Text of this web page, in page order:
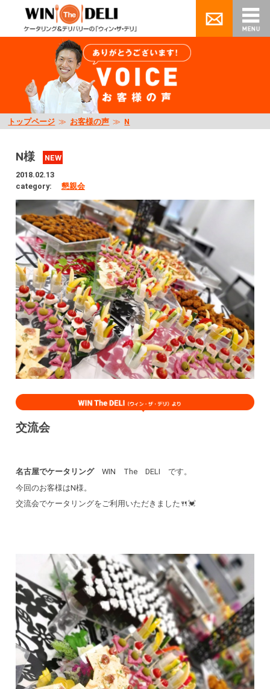
トップページ ≫ お客様の声 ≫ N
N様
NEW
2018.02.13
category:
懇親会
交流会
名古屋でケータリングWIN The DELI です。
今回のお客様はN様。
交流会でケータリングをご利用いただきました🍴💓